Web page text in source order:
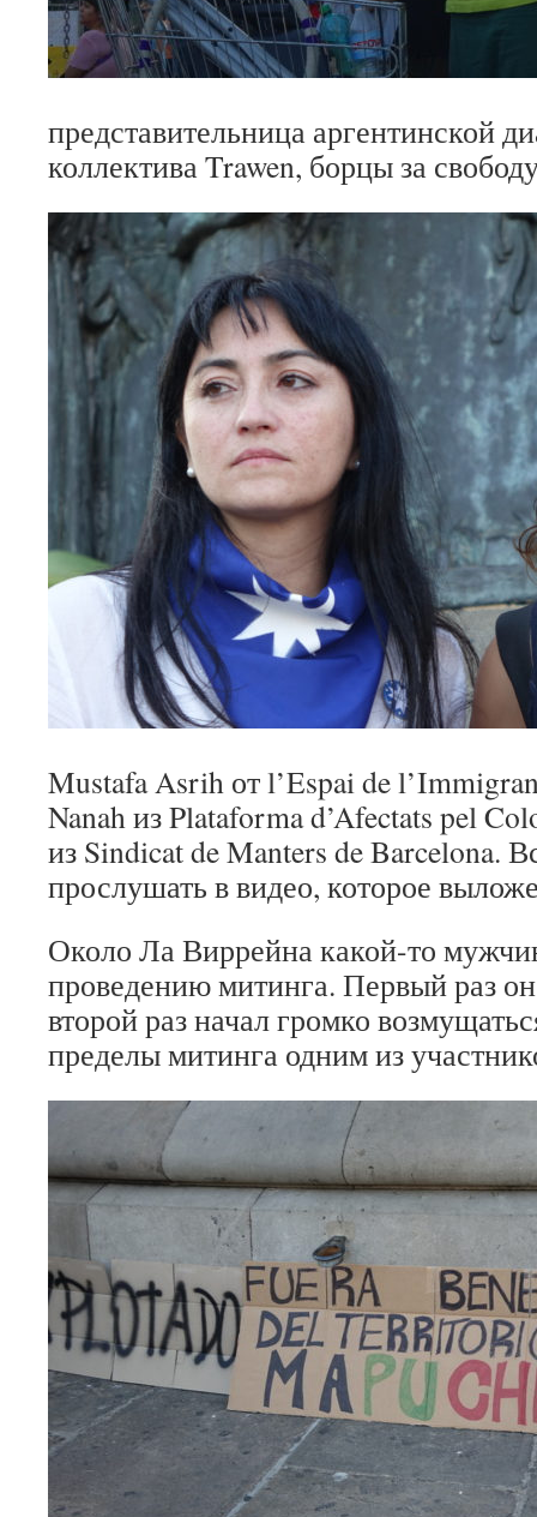
представительница аргентинской
коллектива Trawen, борцы за
Mustafa Asrih от l’Espai de
Nanah из Plataforma d’Afectats pel
из Sindicat de Manters de Barcelona.
прослушать в видео, которое
Около Ла Виррейна какой-то
проведению митинга. Первый раз
второй раз начал громко
пределы митинга одним из